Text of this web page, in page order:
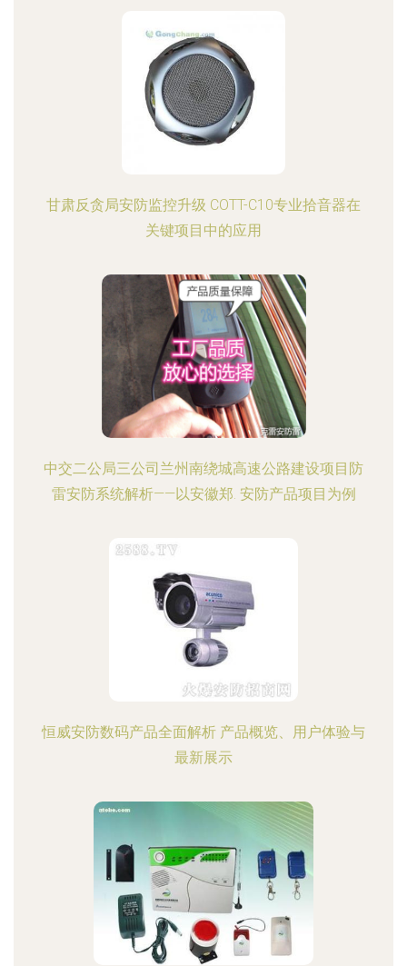
甘肃反贪局安防监控升级 COTT-C10专业拾音器在
关键项目中的应用
中交二公局三公司兰州南绕城高速公路建设项目防
雷安防系统解析——以安徽郑. 安防产品项目为例
恒威安防数码产品全面解析 产品概览、用户体验与
最新展示